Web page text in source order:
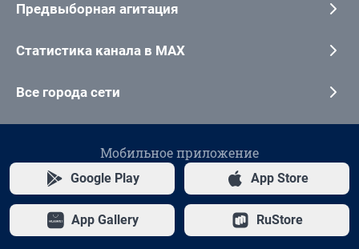
Предвыборная агитация
Статистика канала в MAX
Все города сети
Мобильное приложение
Google Play App Store
App Gallery RuStore